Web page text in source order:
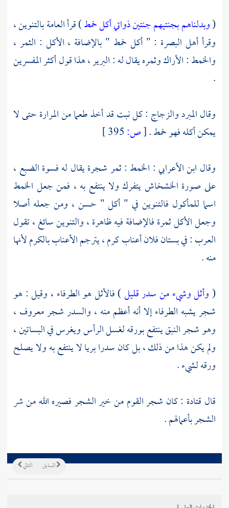
(وبدلناهم بجنتيهم جنتين ذواتي أكل خمط) قرأ العامة بالتنوين ،
وقرأأهل البصرة : " أكل خمط " بالإضافة ، الأكل : الثمر ،
والخمط : الأراك وثمره يقال له : البرير ، هذا قول أكثر المفسرين
.
وقالالمبردوالزجاج : كل نبت قد أخذ طعما من المرارة حتى لا
يمكن أكله فهو خمط .[ص:
وقال ابن الأعرابي: الخمط : ثمر شجرة يقال له فسوة الضبع ،
على صورة الخشخاش يتفرك ولا ينتفع به ، فمن جعل الخمط
اسما للمأكول فالتنوين في " أكل " حسن ، ومن جعله أصلا
وجعل الأكل ثمرة فالإضافة فيه ظاهرة ، والتنوين سائغ ، تقول
العرب : في بستان فلان أعناب كرم ، يترجم الأعناب بالكرم لأنها
منه .
(وأثل وشيء من سدر قليل) فالأثل هو الطرفاء ، وقيل : هو
شجر يشبه الطرفاء إلا أنه أعظم منه ، والسدر شجر معروف ،
وهو شجر النبق ينتفع بورقه لغسل الرأس ويغرس في البساتين ،
ولم يكن هذا من ذلك ، بل كان سدرا بريا لا ينتفع به ولا يصلح
ورقه لشيء .
قال قتادة : كان شجر القوم من خير الشجر فصيره الله من شر
الشجر بأعمالهم .
التالي السابق